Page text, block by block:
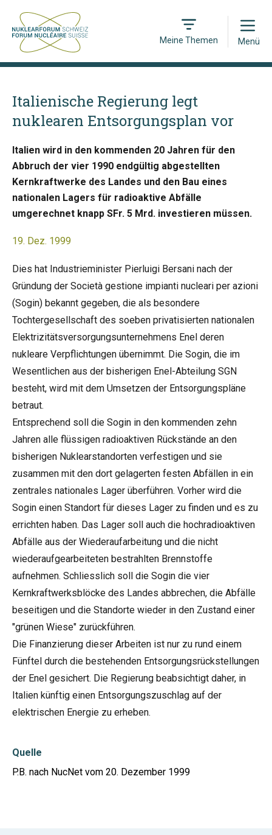
Meine Themen
Open
Menü
Italienische Regierung legt
nuklearen Entsorgungsplan vor
Italien wird in den kommenden 20 Jahren für den
Abbruch der vier 1990 endgültig abgestellten
Kernkraftwerke des Landes und den Bau eines
nationalen Lagers für radioaktive Abfälle
umgerechnet knapp SFr. 5 Mrd. investieren müssen.
19. Dez. 1999
Dies hat Industrieminister Pierluigi Bersani nach der
Gründung der Società gestione impianti nucleari per azioni
(Sogin) bekannt gegeben, die als besondere
Tochtergesellschaft des soeben privatisierten nationalen
Elektrizitätsversorgungsunternehmens Enel deren
nukleare Verpflichtungen übernimmt. Die Sogin, die im
Wesentlichen aus der bisherigen Enel-Abteilung SGN
besteht, wird mit dem Umsetzen der Entsorgungspläne
betraut.
Entsprechend soll die Sogin in den kommenden zehn
Jahren alle flüssigen radioaktiven Rückstände an den
bisherigen Nuklearstandorten verfestigen und sie
zusammen mit den dort gelagerten festen Abfällen in ein
zentrales nationales Lager überführen. Vorher wird die
Sogin einen Standort für dieses Lager zu finden und es zu
errichten haben. Das Lager soll auch die hochradioaktiven
Abfälle aus der Wiederaufarbeitung und die nicht
wiederaufgearbeiteten bestrahlten Brennstoffe
aufnehmen. Schliesslich soll die Sogin die vier
Kernkraftwerksblöcke des Landes abbrechen, die Abfälle
beseitigen und die Standorte wieder in den Zustand einer
"grünen Wiese" zurückführen.
Die Finanzierung dieser Arbeiten ist nur zu rund einem
Fünftel durch die bestehenden Entsorgungsrückstellungen
der Enel gesichert. Die Regierung beabsichtigt daher, in
Italien künftig einen Entsorgungszuschlag auf der
elektrischen Energie zu erheben.
Quelle
P.B. nach NucNet vom 20. Dezember 1999